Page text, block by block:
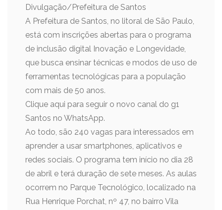
Divulgação/Prefeitura de Santos
A Prefeitura de Santos, no litoral de São Paulo,
está com inscrições abertas para o programa
de inclusão digital Inovação e Longevidade,
que busca ensinar técnicas e modos de uso de
ferramentas tecnológicas para a população
com mais de 50 anos.
Clique aqui para seguir o novo canal do g1
Santos no WhatsApp.
Ao todo, são 240 vagas para interessados em
aprender a usar smartphones, aplicativos e
redes sociais. O programa tem início no dia 28
de abril e terá duração de sete meses. As aulas
ocorrem no Parque Tecnológico, localizado na
Rua Henrique Porchat, nº 47, no bairro Vila